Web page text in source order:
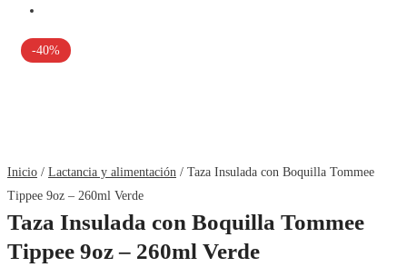
-40%
Inicio / Lactancia y alimentación / Taza Insulada con Boquilla Tommee
Tippee 9oz – 260ml Verde
Taza Insulada con Boquilla Tommee
Tippee 9oz – 260ml Verde